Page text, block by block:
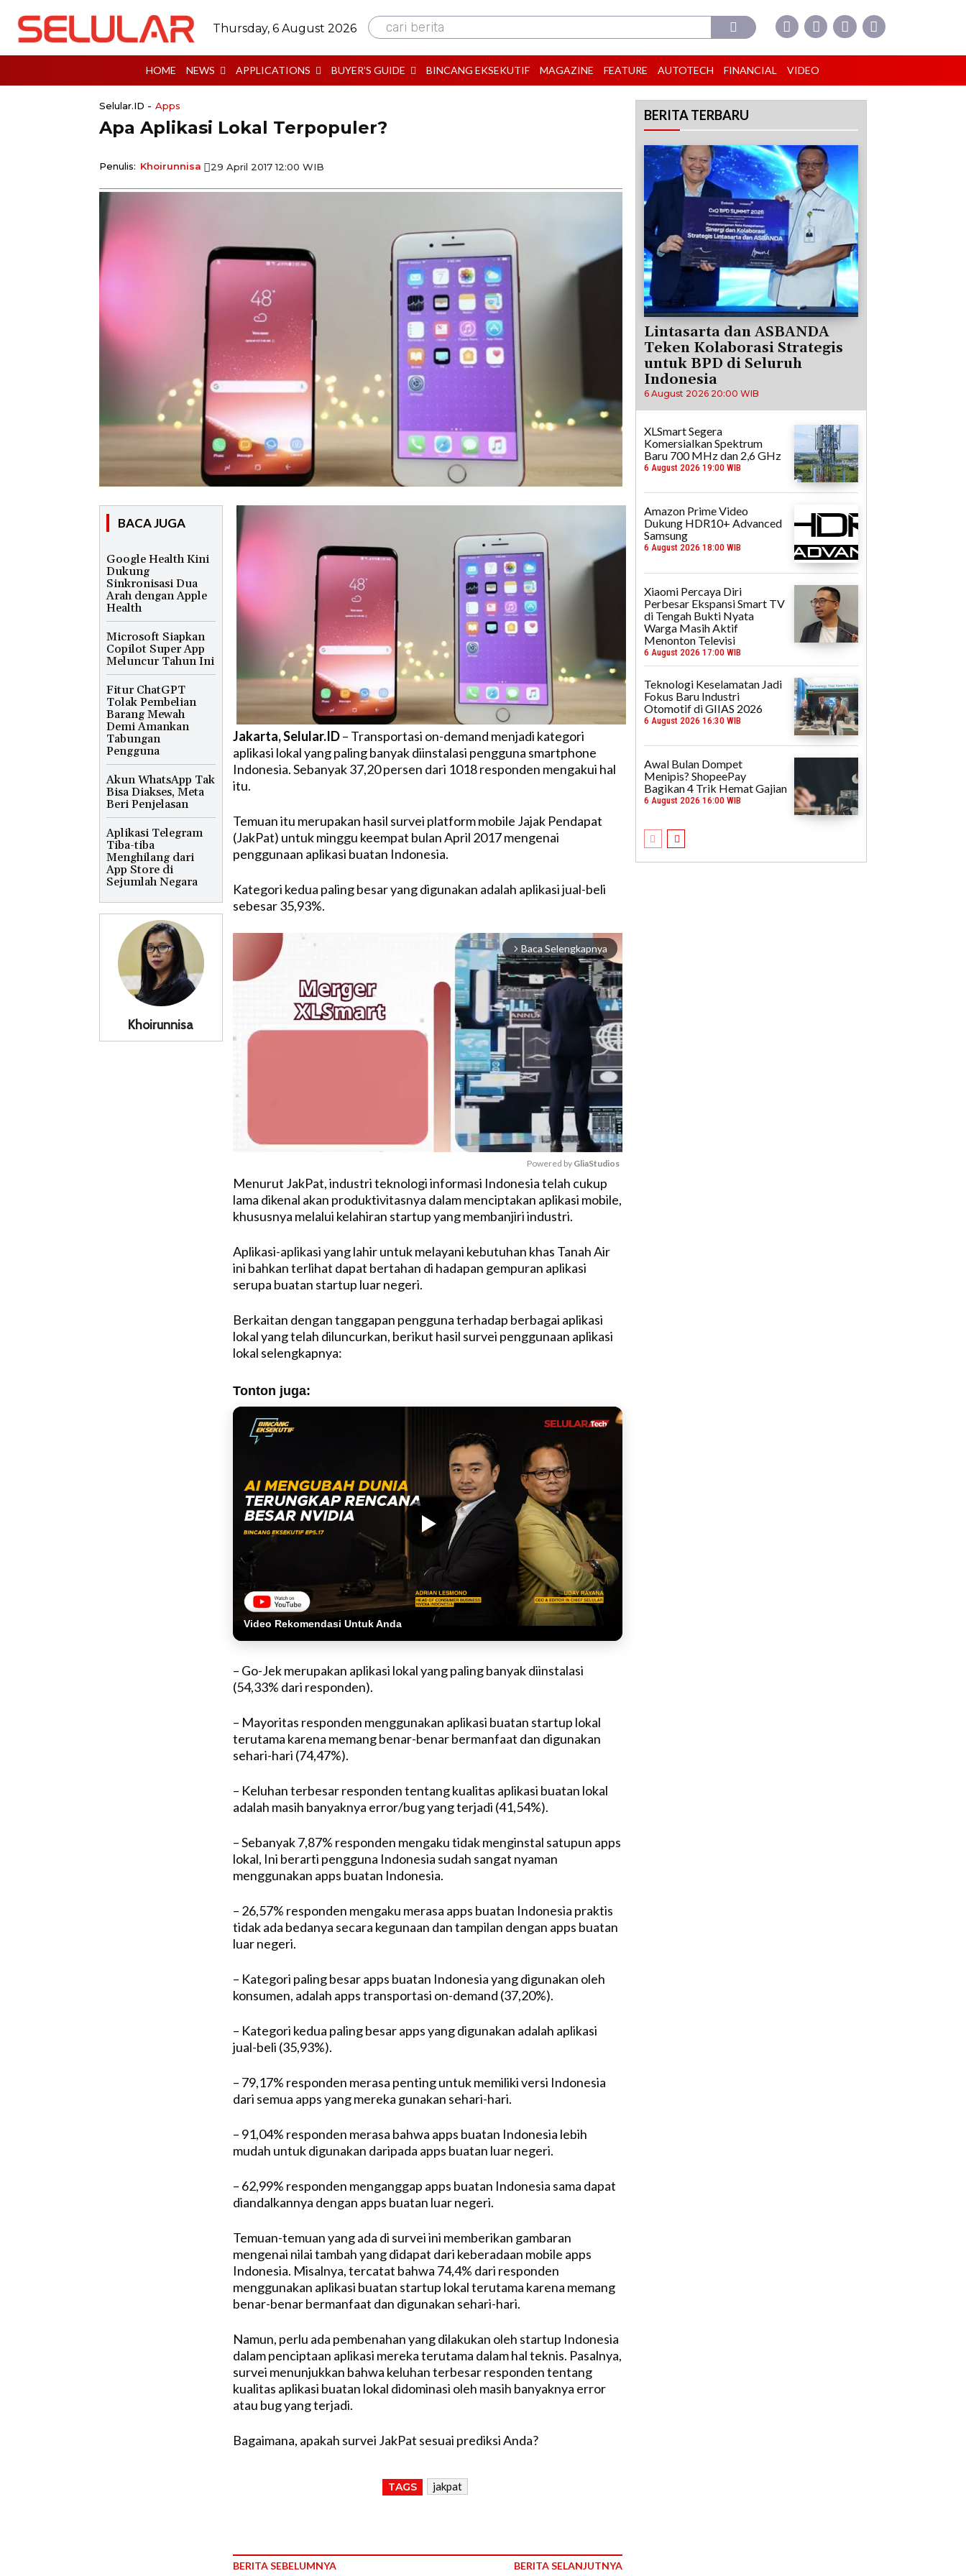
Thursday, 6 August 2026 cari berita
HOME NEWS APPLICATIONS BUYER’S GUIDE BINCANG EKSEKUTIF MAGAZINE FEATURE AUTOTECH FINANCIAL VIDEO
Selular.ID - Apps
Apa Aplikasi Lokal Terpopuler?
Penulis: Khoirunnisa 29 April 2017 12:00 WIB
BACA JUGA
Google Health Kini
Dukung
Sinkronisasi Dua
Arah dengan Apple
Health
Microsoft Siapkan
Copilot Super App
Meluncur Tahun Ini
Fitur ChatGPT
Tolak Pembelian
Barang Mewah
Demi Amankan
Tabungan
Pengguna
Akun WhatsApp Tak
Bisa Diakses, Meta
Beri Penjelasan
Aplikasi Telegram
Tiba-tiba
Menghilang dari
App Store di
Sejumlah Negara
Khoirunnisa
Jakarta, Selular.ID– Transportasi on-demand menjadi kategori
aplikasi lokal yang paling banyak diinstalasi pengguna smartphone
Indonesia. Sebanyak 37,20 persen dari 1018 responden mengakui hal
itu.
Temuan itu merupakan hasil survei platform mobile Jajak Pendapat
(JakPat) untuk minggu keempat bulan April 2017 mengenai
penggunaan aplikasi buatan Indonesia.
Kategori kedua paling besar yang digunakan adalah aplikasi jual-beli
sebesar 35,93%.
arrow_forward_ios Baca Selengkapnya
M
u
e
Powered by GliaStudios
Menurut JakPat, industri teknologi informasi Indonesia telah cukup
lama dikenal akan produktivitasnya dalam menciptakan aplikasi mobile,
khususnya melalui kelahiran startup yang membanjiri industri.
Aplikasi-aplikasi yang lahir untuk melayani kebutuhan khas Tanah Air
ini bahkan terlihat dapat bertahan di hadapan gempuran aplikasi
serupa buatan startup luar negeri.
Berkaitan dengan tanggapan pengguna terhadap berbagai aplikasi
lokal yang telah diluncurkan, berikut hasil survei penggunaan aplikasi
lokal selengkapnya:
Tonton juga:
Video Rekomendasi Untuk Anda
– Go-Jek merupakan aplikasi lokal yang paling banyak diinstalasi
(54,33% dari responden).
– Mayoritas responden menggunakan aplikasi buatan startup lokal
terutama karena memang benar-benar bermanfaat dan digunakan
sehari-hari (74,47%).
– Keluhan terbesar responden tentang kualitas aplikasi buatan lokal
adalah masih banyaknya error/bug yang terjadi (41,54%).
– Sebanyak 7,87% responden mengaku tidak menginstal satupun apps
lokal, Ini berarti pengguna Indonesia sudah sangat nyaman
menggunakan apps buatan Indonesia.
– 26,57% responden mengaku merasa apps buatan Indonesia praktis
tidak ada bedanya secara kegunaan dan tampilan dengan apps buatan
luar negeri.
– Kategori paling besar apps buatan Indonesia yang digunakan oleh
konsumen, adalah apps transportasi on-demand (37,20%).
– Kategori kedua paling besar apps yang digunakan adalah aplikasi
jual-beli (35,93%).
– 79,17% responden merasa penting untuk memiliki versi Indonesia
dari semua apps yang mereka gunakan sehari-hari.
– 91,04% responden merasa bahwa apps buatan Indonesia lebih
mudah untuk digunakan daripada apps buatan luar negeri.
– 62,99% responden menganggap apps buatan Indonesia sama dapat
diandalkannya dengan apps buatan luar negeri.
Temuan-temuan yang ada di survei ini memberikan gambaran
mengenai nilai tambah yang didapat dari keberadaan mobile apps
Indonesia. Misalnya, tercatat bahwa 74,4% dari responden
menggunakan aplikasi buatan startup lokal terutama karena memang
benar-benar bermanfaat dan digunakan sehari-hari.
Namun, perlu ada pembenahan yang dilakukan oleh startup Indonesia
dalam penciptaan aplikasi mereka terutama dalam hal teknis. Pasalnya,
survei menunjukkan bahwa keluhan terbesar responden tentang
kualitas aplikasi buatan lokal didominasi oleh masih banyaknya error
atau bug yang terjadi.
Bagaimana, apakah survei JakPat sesuai prediksi Anda?
TAGS jakpat
BERITA SEBELUMNYA BERITA SELANJUTNYA
BERITA TERBARU
Lintasarta dan ASBANDA
Teken Kolaborasi Strategis
untuk BPD di Seluruh
Indonesia
6 August 2026 20:00 WIB
XLSmart Segera
Komersialkan Spektrum
Baru 700 MHz dan 2,6 GHz
6 August 2026 19:00 WIB
Amazon Prime Video
Dukung HDR10+ Advanced
Samsung
6 August 2026 18:00 WIB
Xiaomi Percaya Diri
Perbesar Ekspansi Smart TV
di Tengah Bukti Nyata
Warga Masih Aktif
Menonton Televisi
6 August 2026 17:00 WIB
Teknologi Keselamatan Jadi
Fokus Baru Industri
Otomotif di GIIAS 2026
6 August 2026 16:30 WIB
Awal Bulan Dompet
Menipis? ShopeePay
Bagikan 4 Trik Hemat Gajian
6 August 2026 16:00 WIB